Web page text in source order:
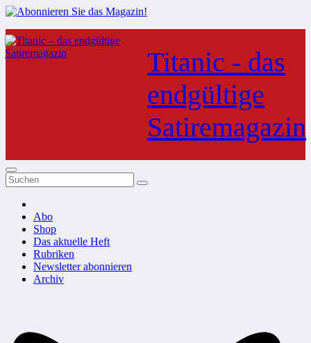
Zum
Inhalt
springen
Titanic - das
endgültige
Satiremagazin
Abo
Shop
Das aktuelle Heft
Rubriken
Newsletter abonnieren
Archiv